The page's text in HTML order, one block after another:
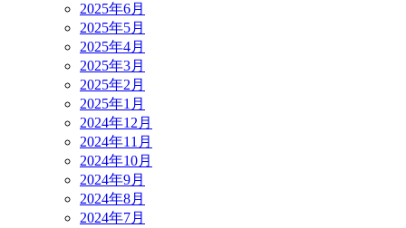
2025年6月
2025年5月
2025年4月
2025年3月
2025年2月
2025年1月
2024年12月
2024年11月
2024年10月
2024年9月
2024年8月
2024年7月